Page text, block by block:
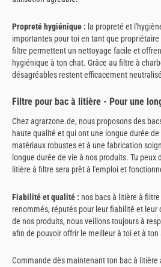
Propreté hygiénique : la propreté et
importantes pour toi en tant que
filtre permettent un nettoyage facile et
hygiénique à ton chat. Grâce au filtre à
désagréables restent efficacement
Filtre pour bac à litière - Pour une
Chez agrarzone.de, nous proposons des
haute qualité et qui ont une longue durée
matériaux robustes et à une fabrication
longue durée de vie à nos produits. Tu peux
litière à filtre sera prêt à l'emploi et
Fiabilité et qualité : nos bacs à litière à
renommés, réputés pour leur fiabilité et leur
de nos produits, nous veillons toujours à
afin de pouvoir offrir le meilleur à toi et à
Commande dès maintenant ton bac à